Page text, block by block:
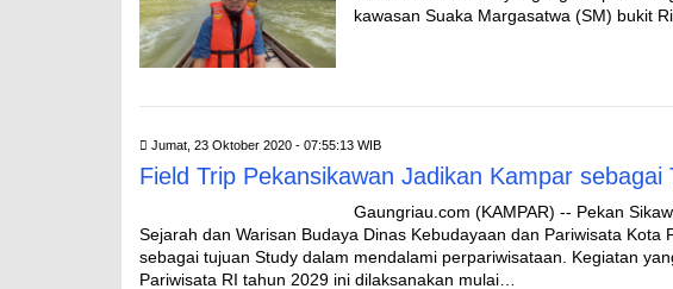
kawasan Suaka Margasatwa (SM) bukit
Jumat, 23 Oktober 2020 - 07:55:13 WIB
Field Trip Pekansikawan Jadikan Kampar
Gaungriau.com (KAMPAR) -- Pekan
Sejarah dan Warisan Budaya Dinas Kebudayaan dan Pariwisata
sebagai tujuan Study dalam mendalami perpariwisataan. Kegiatan
Pariwisata RI tahun 2029 ini dilaksanakan mulai…